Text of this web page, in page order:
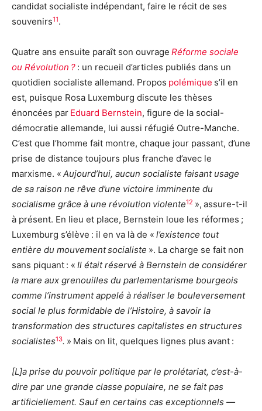
candidat socialiste indépendant, faire le récit de ses
souvenirs11.
Quatre ans ensuite paraît son ouvrage Réforme sociale
ou Révolution ? : un recueil d’articles publiés dans un
quotidien socialiste allemand. Propos polémique s’il en
est, puisque Rosa Luxemburg discute les thèses
énoncées par Eduard Bernstein, figure de la social-
démocratie allemande, lui aussi réfugié Outre-Manche.
C’est que l’homme fait montre, chaque jour passant, d’une
prise de distance toujours plus franche d’avec le
marxisme. « Aujourd’hui, aucun socialiste faisant usage
de sa raison ne rêve d’une victoire imminente du
socialisme grâce à une révolution violente12 », assure-t-il
à présent. En lieu et place, Bernstein loue les réformes ;
Luxemburg s’élève : il en va là de « l’existence tout
entière du mouvementsocialiste ». La charge se fait non
sans piquant : « Il était réservé à Bernstein de considérer
la mare aux grenouilles du parlementarisme bourgeois
comme l’instrument appelé à réaliser le bouleversement
social le plus formidable de l’Histoire, à savoir la
transformation des structures capitalistes en structures
socialistes13. » Mais on lit, quelques lignes plus avant :
[L]a prise du pouvoir politique par le prolétariat, c’est-à-
dire par une grande classe populaire, ne se fait pas
artificiellement. Sauf en certains cas exceptionnels —